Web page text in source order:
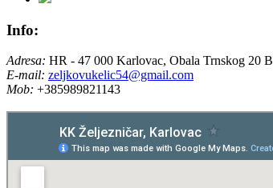
Info:
Adresa: HR - 47 000 Karlovac, Obala Trnskog 20 B
E-mail: zeljkovukelic54@gmail.com
Mob: +385989821143